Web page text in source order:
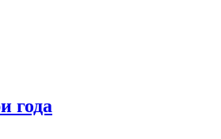
года